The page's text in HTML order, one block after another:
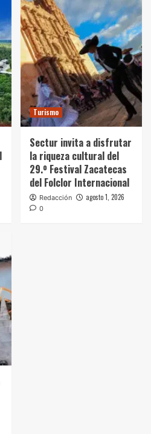
Turismo
Sectur invita a disfrutar
la riqueza cultural del
29.º Festival Zacatecas
del Folclor Internacional
Redacción agosto 1, 2026
0